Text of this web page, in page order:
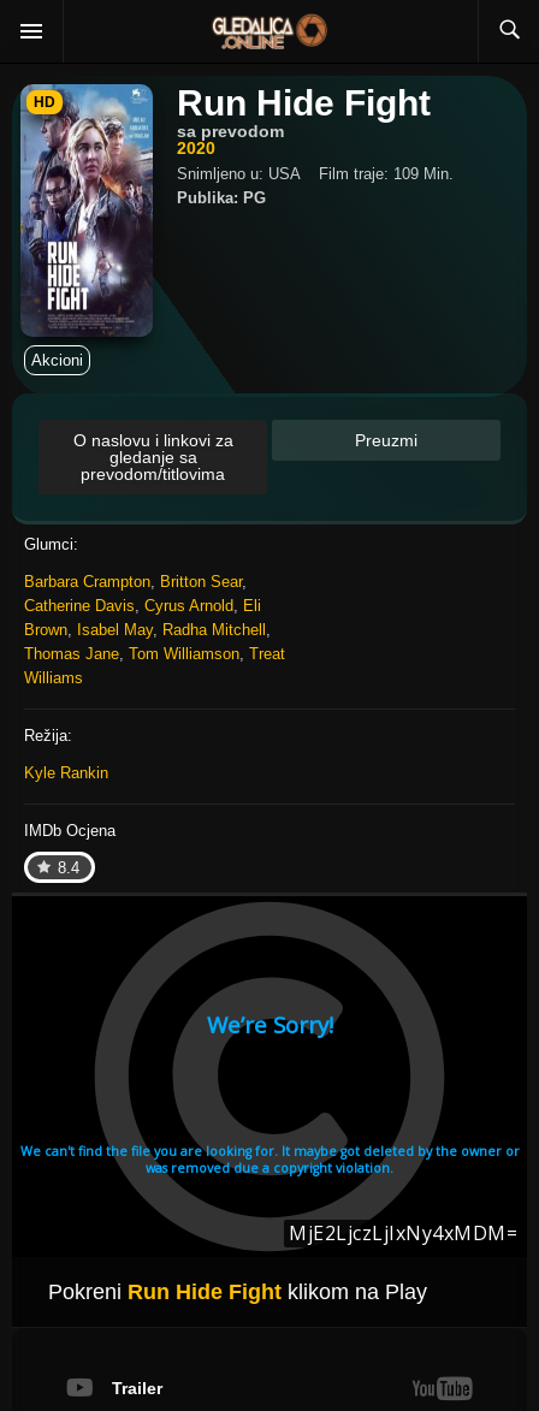
HD Run Hide Fight
sa prevodom
2020
Snimljeno u: USA
Film traje: 109 Min.
Publika: PG
Akcioni
O naslovu i linkovi za
gledanje sa
prevodom/titlovima
Preuzmi
Glumci:
Barbara Crampton, Britton Sear,
Catherine Davis, Cyrus Arnold, Eli
Brown, Isabel May, Radha Mitchell ,
Thomas Jane, Tom Williamson, Treat
Williams
Režija:
Kyle Rankin
IMDb Ocjena
8.4
Pokreni Run Hide Fight klikom na Play
Trailer